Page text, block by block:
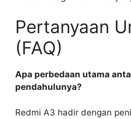
Pertanyaan
(FAQ)
Apa perbedaan utama
pendahulunya?
Redmi A3 hadir dengan